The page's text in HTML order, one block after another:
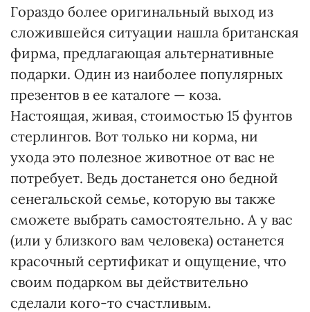
Гораздо более оригинальный выход из
сложившейся ситуации нашла британская
фирма, предлагающая альтернативные
подарки. Один из наиболее популярных
презентов в ее каталоге — коза.
Настоящая, живая, стоимостью 15 фунтов
стерлингов. Вот только ни корма, ни
ухода это полезное животное от вас не
потребует. Ведь достанется оно бедной
сенегальской семье, которую вы также
сможете выбрать самостоятельно. А у вас
(или у близкого вам человека) останется
красочный сертификат и ощущение, что
своим подарком вы действительно
сделали кого-то счастливым.